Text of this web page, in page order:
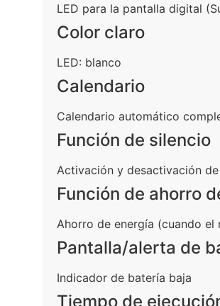
LED para la pantalla digital
Color claro
LED: blanco
Calendario
Calendario automático
Función de silencio
Activación y desactivación
Función de ahorro
Ahorro de energía (cuando el
Pantalla/alerta de
Indicador de batería baja
Tiempo de